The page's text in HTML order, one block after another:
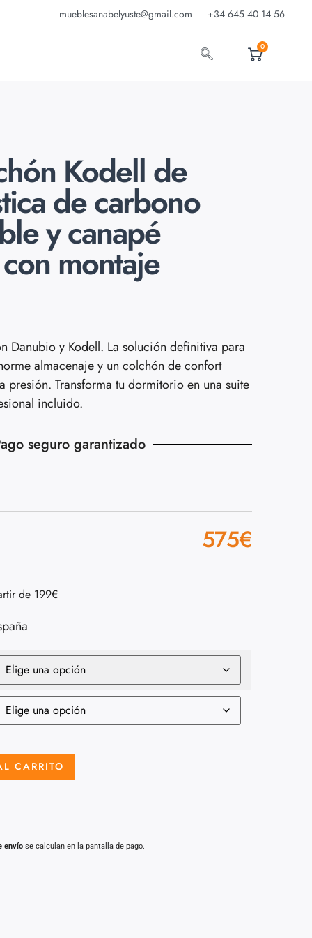
mueblesanabelyuste@gmail.com +34 645 40 14 56
0
Kodell de
de carbono
y canapé
montaje
Danubio y Kodell. La solución definitiva para
almacenaje y un colchón de confort
presión. Transforma tu dormitorio en una suite
incluido.
seguro garantizado
575€
de 199€
CARRITO
envío se calculan en la pantalla de pago.